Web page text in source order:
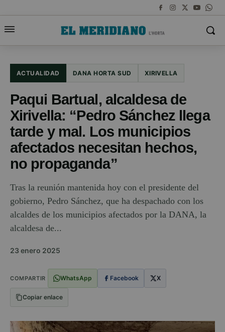
ACTUALIDAD DANA HORTA SUD XIRIVELLA
Paqui Bartual, alcaldesa de
Xirivella: “Pedro Sánchez llega
tarde y mal. Los municipios
afectados necesitan hechos,
no propaganda”
Tras la reunión mantenida hoy con el presidente del
gobierno, Pedro Sánchez, que ha despachado con los
alcaldes de los municipios afectados por la DANA, la
alcaldesa de...
23 enero 2025
COMPARTIR WhatsApp Facebook X
Copiar enlace